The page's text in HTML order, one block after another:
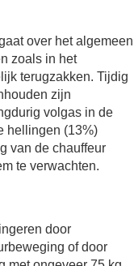
over het algemeen
zoals in het
terugzakken. Tijdig
zijn
volgas in de
hellingen (13%)
van de chauffeur
te verwachten.
door
of door